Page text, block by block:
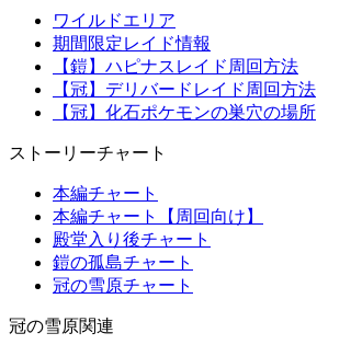
ワイルドエリア
期間限定レイド情報
【鎧】ハピナスレイド周回方法
【冠】デリバードレイド周回方法
【冠】化石ポケモンの巣穴の場所
ストーリーチャート
本編チャート
本編チャート【周回向け】
殿堂入り後チャート
鎧の孤島チャート
冠の雪原チャート
冠の雪原関連